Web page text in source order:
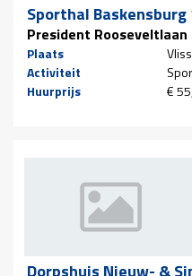
Sporthal Baskensburg
President Rooseveltlaan
Plaats
Activiteit
Huurprijs
€
Dorpshuis Nieuw- &